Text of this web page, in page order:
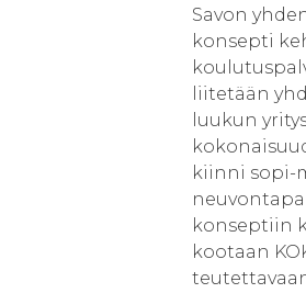
Savon
konsepti
liitetään
luukun
kiinni sopi-
konseptiin
kootaan